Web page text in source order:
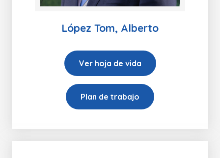
López Tom, Alberto
Ver hoja de vida
Plan de trabajo